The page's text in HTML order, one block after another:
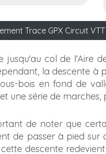
Trace GPX Circuit
jusqu'au col de l'Aire
la descente à
bois en fond de
une série de
de noter que
de passer à pied sur
descente